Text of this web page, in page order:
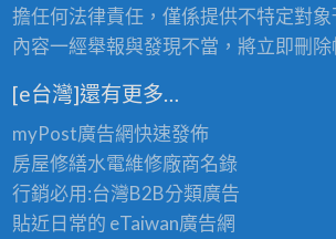
擔任何法律責任，僅係提供不特定對
內容一經舉報與發現不當，將立即刪除
[e台灣]還有更多…
myPost廣告網快速發佈
房屋修繕水電維修廠商名錄
行銷必用:台灣B2B分類廣告
貼近日常的 eTaiwan廣告網